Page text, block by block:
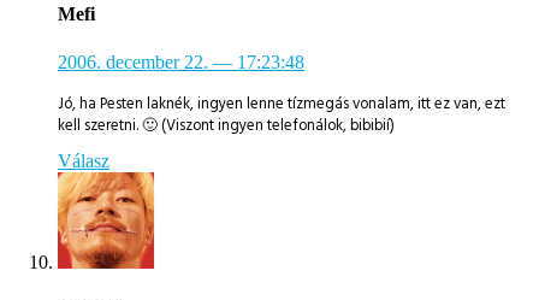
Mefi
2006. december 22. — 17:23:48
Jó, ha Pesten laknék, ingyen lenne tízmegás vonalam, itt ez van, ezt
kell szeretni. 🙂 (Viszont ingyen telefonálok, bibibií)
Válasz